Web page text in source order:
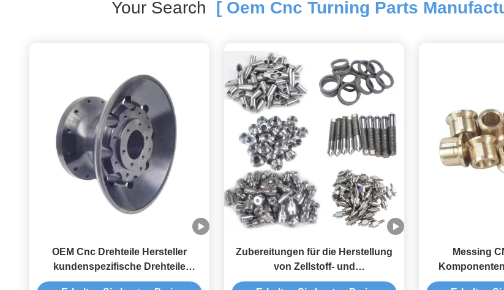
Your Search [ Oem Cnc Turning Parts
OEM Cnc Drehteile Hersteller
kundenspezifische Drehteile
Komponenten Lieferanten
Zubereitungen für die Herstellung
von Zellstoff- und
Zellstoffverbindungen,
Messing